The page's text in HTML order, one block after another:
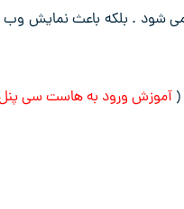
می شود . بلکه باعث نمایش
آموزش ورود به هاست سی